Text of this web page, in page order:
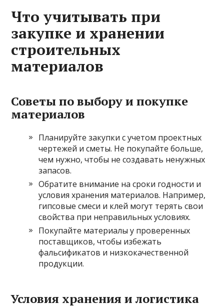
Что учитывать при
закупке и хранении
строительных
материалов
Советы по выбору и покупке
материалов
Планируйте закупки с учетом проектных
чертежей и сметы. Не покупайте больше,
чем нужно, чтобы не создавать ненужных
запасов.
Обратите внимание на сроки годности и
условия хранения материалов. Например,
гипсовые смеси и клей могут терять свои
свойства при неправильных условиях.
Покупайте материалы у проверенных
поставщиков, чтобы избежать
фальсификатов и низкокачественной
продукции.
Условия хранения и логистика